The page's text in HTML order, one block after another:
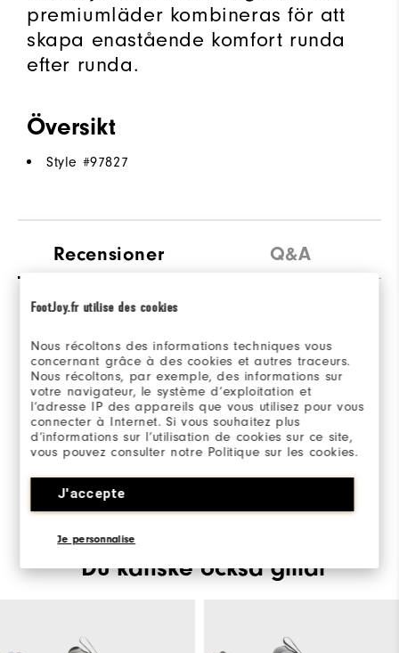
FootJoy.fr utilise des cookies
Nous récoltons des informations techniques vous
concernant grâce à des cookies et autres traceurs.
Nous récoltons, par exemple, des informations sur
votre navigateur, le système d’exploitation et
l’adresse IP des appareils que vous utilisez pour vous
connecter à Internet. Si vous souhaitez plus
d’informations sur l’utilisation de cookies sur ce site,
vous pouvez consulter notre Politique sur les cookies.
J'accepte
Je personnalise
premiumläder kombineras för att
skapa enastående komfort runda
efter runda.
Översikt
Style #97827
Recensioner Q&A
Be the first to review this product
Share your thoughts with other customers.
SKRIV EN RECENSION
Du kanske också gillar